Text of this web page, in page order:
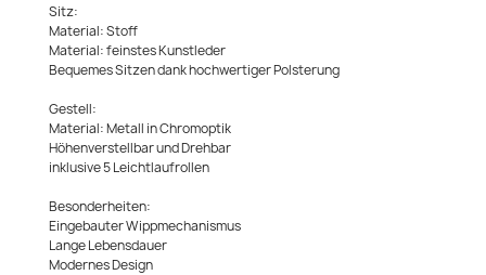
Sitz:
Material: Stoff
Material: feinstes Kunstleder
Bequemes Sitzen dank hochwertiger Polsterung
Gestell:
Material: Metall in Chromoptik
Höhenverstellbar und Drehbar
inklusive 5 Leichtlaufrollen
Besonderheiten:
Eingebauter Wippmechanismus
Lange Lebensdauer
Modernes Design